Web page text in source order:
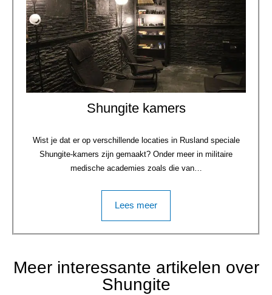
Shungite kamers
Wist je dat er op verschillende locaties in Rusland speciale
Shungite-kamers zijn gemaakt? Onder meer in militaire
medische academies zoals die van…
Lees meer
Meer interessante artikelen over
Shungite